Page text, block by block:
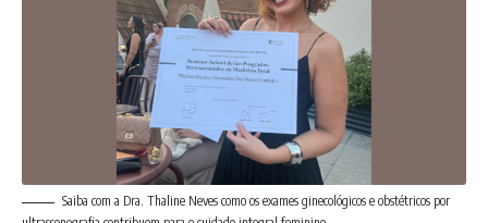
Saiba com a Dra. Thaline Neves como os exames ginecológicos e obstétricos por